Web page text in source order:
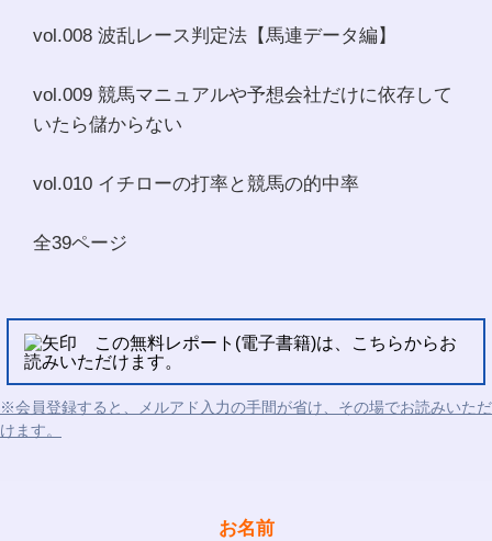
vol.008 波乱レース判定法【馬連データ編】
vol.009 競馬マニュアルや予想会社だけに依存して
いたら儲からない
vol.010 イチローの打率と競馬の的中率
全39ページ
この無料レポート(電子書籍)は、こちらからお
読みいただけます。
※会員登録すると、メルアド入力の手間が省け、その場でお読みいただ
けます。
お名前